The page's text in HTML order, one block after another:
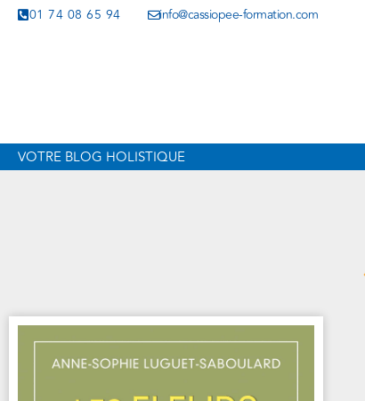
01 74 08 65 94 info@cassiopee-formation.com
VOTRE BLOG HOLISTIQUE